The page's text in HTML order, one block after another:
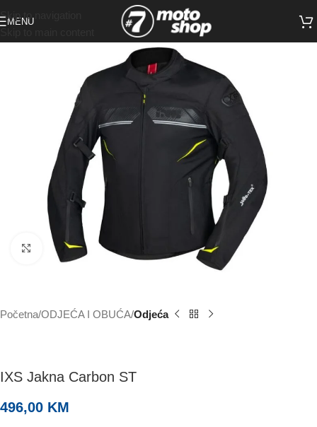
Skip to navigation
MENU
Click to enlarge
Početna ODJEĆA I OBUĆA Odjeća
IXS Jakna Carbon ST
496,00 KM